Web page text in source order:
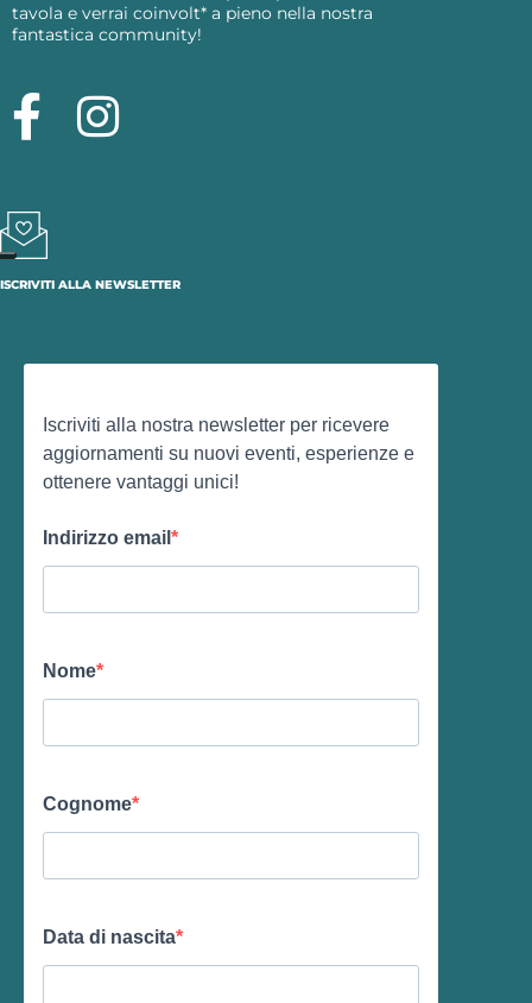
tavola e verrai coinvolt* a pieno nella nostra
fantastica community!
ISCRIVITI ALLA NEWSLETTER